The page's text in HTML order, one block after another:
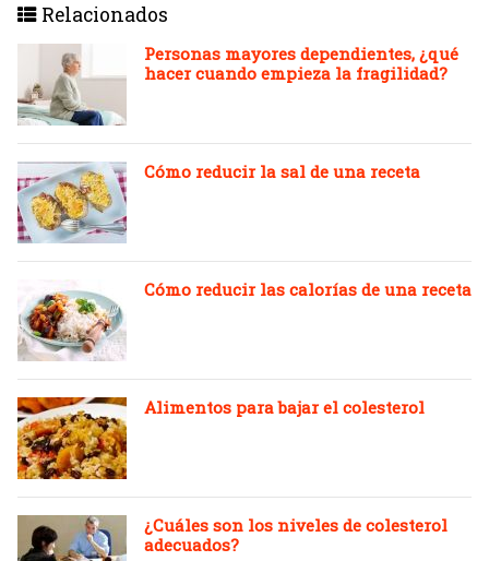
Relacionados
Personas mayores dependientes, ¿qué
hacer cuando empieza la fragilidad?
Cómo reducir la sal de una receta
Cómo reducir las calorías de una receta
Alimentos para bajar el colesterol
¿Cuáles son los niveles de colesterol
adecuados?